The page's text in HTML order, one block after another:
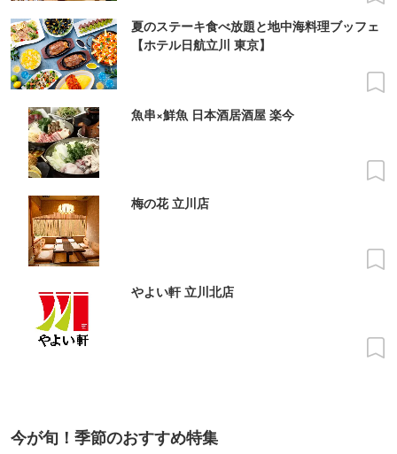
夏のステーキ食べ放題と地中海料理ブッフェ
【ホテル日航立川 東京】
魚串×鮮魚 日本酒居酒屋 楽今
梅の花 立川店
やよい軒 立川北店
今が旬！季節のおすすめ特集